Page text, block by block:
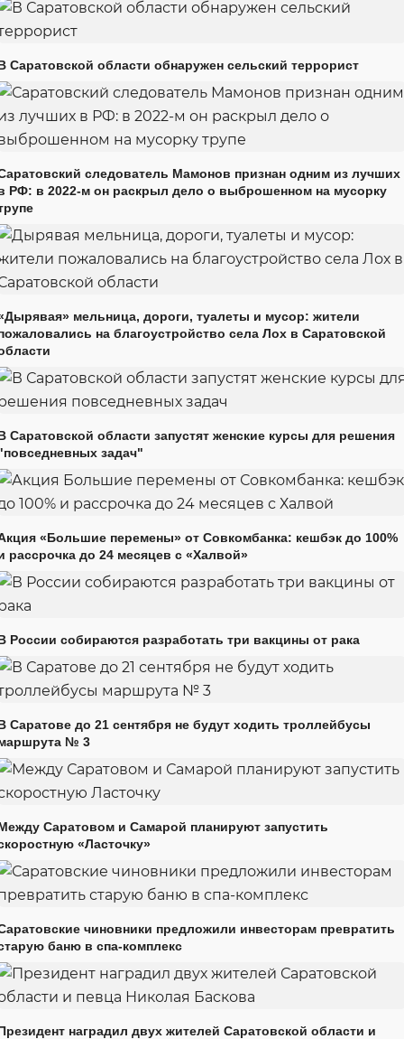
Саратовской области обнаружен сельский террорист
следователь Мамонов признан одним из лучших
РФ: в 2022-м он раскрыл дело о выброшенном на мусорку
мельница, дороги, туалеты и мусор: жители
на благоустройство села Лох в Саратовской
Саратовской области запустят женские курсы для решения
задач"
«Большие перемены» от Совкомбанка: кешбэк до 100%
рассрочка до 24 месяцев с «Халвой»
России собираются разработать три вакцины от рака
Саратове до 21 сентября не будут ходить троллейбусы
№ 3
Саратовом и Самарой планируют запустить
«Ласточку»
чиновники предложили инвесторам превратить
баню в спа-комплекс
наградил двух жителей Саратовской области и